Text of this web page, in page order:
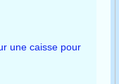
une caisse pour